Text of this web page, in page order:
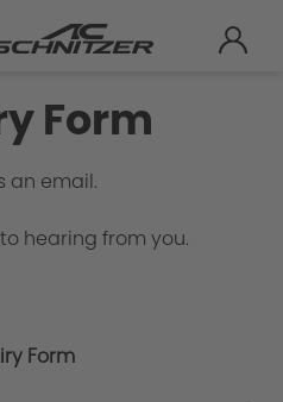
Form
an email.
hearing from you.
Form